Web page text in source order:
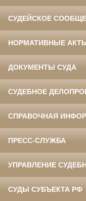
СУДЕЙСКОЕ
НОРМАТИВНЫЕ
ДОКУМЕНТЫ СУДА
СУДЕБНОЕ
СПРАВОЧНАЯ
ПРЕСС-СЛУЖБА
УПРАВЛЕНИЕ
СУДЫ СУБЪЕКТА РФ